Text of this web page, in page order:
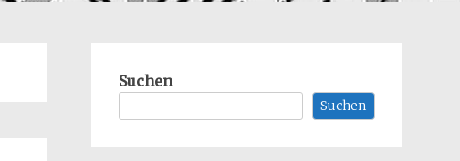
Suchen
Suchen